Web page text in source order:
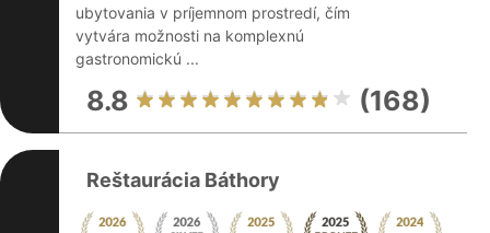
ubytovania v príjemnom prostredí, čím
vytvára možnosti na komplexnú
gastronomickú ...
8.8 (168)
Reštaurácia Báthory